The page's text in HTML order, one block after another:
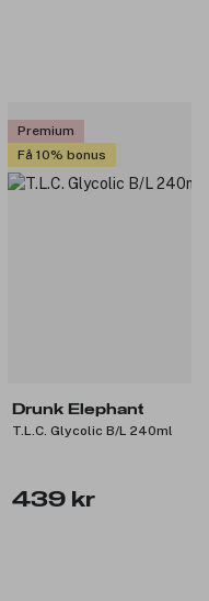
Premium
Få 10% bonus
Drunk Elephant
T.L.C. Glycolic B/L 240ml
439 kr